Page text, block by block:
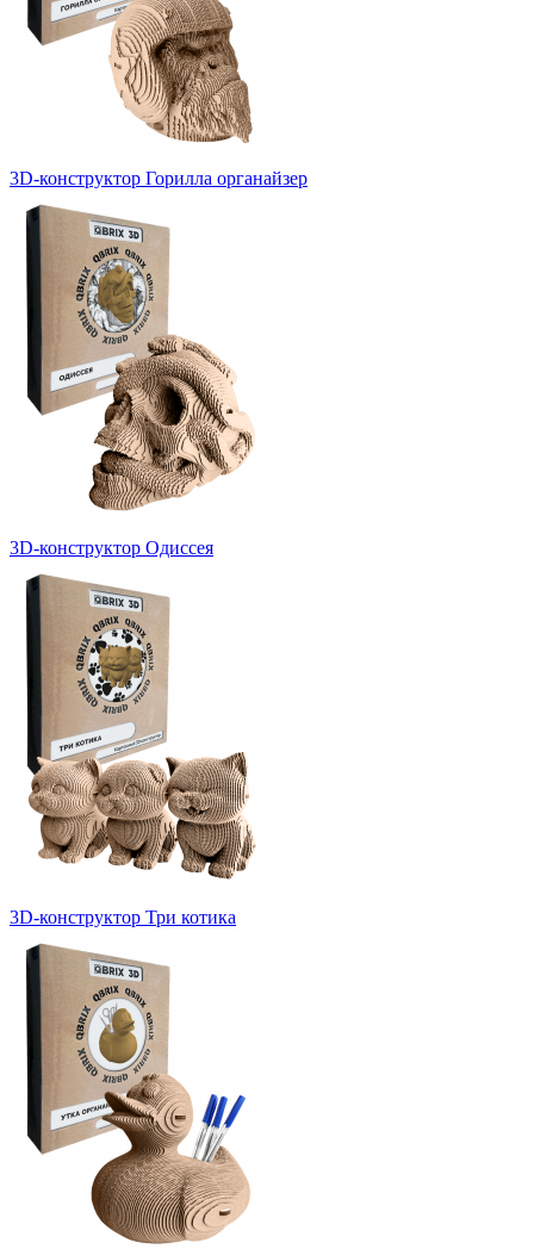
3D-конструктор Горилла органайзер
3D-конструктор Одиссея
3D-конструктор Три котика